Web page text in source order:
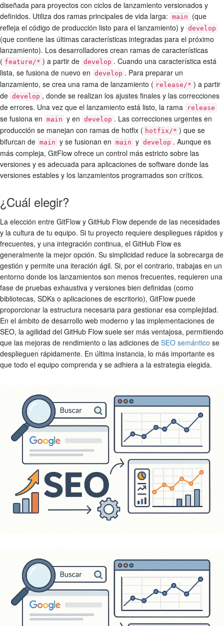
diseñada para proyectos con ciclos de lanzamiento versionados y
definidos. Utiliza dos ramas principales de vida larga: main
(que
refleja el código de producción listo para el lanzamiento) y develop
(que contiene las últimas características integradas para el próximo
lanzamiento). Los desarrolladores crean ramas de características
( feature/* ) a partir de develop . Cuando una característica está
lista, se fusiona de nuevo en develop . Para preparar un
lanzamiento, se crea una rama de lanzamiento ( release/* ) a partir
de develop , donde se realizan los ajustes finales y las correcciones
de errores. Una vez que el lanzamiento está listo, la rama
release
se fusiona en main y en develop . Las correcciones urgentes en
producción se manejan con ramas de hotfix ( hotfix/* ) que se
bifurcan de main y se fusionan en main y develop . Aunque es
más compleja, GitFlow ofrece un control más estricto sobre las
versiones y es adecuada para aplicaciones de software donde las
versiones estables y los lanzamientos programados son críticos.
¿Cuál elegir?
La elección entre GitFlow y GitHub Flow depende de las necesidades
y la cultura de tu equipo. Si tu proyecto requiere despliegues rápidos y
frecuentes, y una integración continua, el GitHub Flow es
generalmente la mejor opción. Su simplicidad reduce la sobrecarga de
gestión y permite una iteración ágil. Si, por el contrario, trabajas en un
entorno donde los lanzamientos son menos frecuentes, requieren una
fase de pruebas exhaustiva y versiones bien definidas (como
bibliotecas, SDKs o aplicaciones de escritorio), GitFlow puede
proporcionar la estructura necesaria para gestionar esa complejidad.
En el ámbito de desarrollo web moderno y las implementaciones de
SEO, la agilidad del GitHub Flow suele ser más ventajosa, permitiendo
que las mejoras de rendimiento o las adiciones de SEO semántico se
desplieguen rápidamente. En última instancia, lo más importante es
que todo el equipo comprenda y se adhiera a la estrategia elegida.